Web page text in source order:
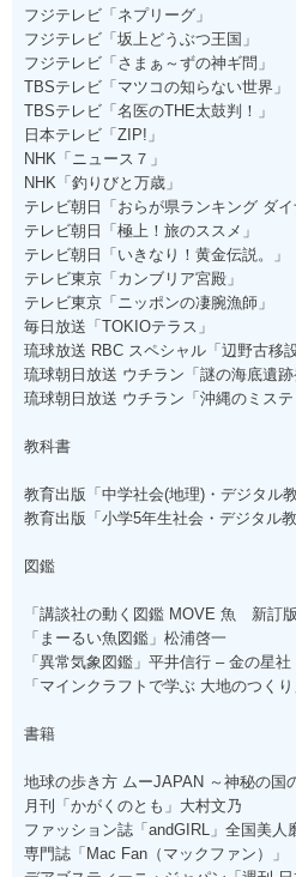
フジテレビ「ネプリーグ」
フジテレビ「坂上どうぶつ王国」
フジテレビ「さまぁ～ずの神ギ問」
TBSテレビ「マツコの知らない世界」
TBSテレビ「名医のTHE太鼓判！」
日本テレビ「ZIP!」
NHK「ニュース７」
NHK「釣りびと万歳」
テレビ朝日「おらが県ランキング ダイ
テレビ朝日「極上！旅のススメ」
テレビ朝日「いきなり！黄金伝説。」
テレビ東京「カンブリア宮殿」
テレビ東京「ニッポンの凄腕漁師」
毎日放送「TOKIOテラス」
琉球放送 RBC スペシャル「辺野古移
琉球朝日放送 ウチラン「謎の海底遺跡
琉球朝日放送 ウチラン「沖縄のミステ
教科書
教育出版「中学社会(地理)・デジタル教
教育出版「小学5年生社会・デジタル教
図鑑
「講談社の動く図鑑 MOVE 魚 新訂版
「まーるい魚図鑑」松浦啓一
「異常気象図鑑」平井信行 – 金の星社
「マインクラフトで学ぶ 大地のつく
書籍
地球の歩き方 ムーJAPAN ～神秘の国
月刊「かがくのとも」大村文乃
ファッション誌「andGIRL」全国美人
専門誌「Mac Fan（マックファン）」